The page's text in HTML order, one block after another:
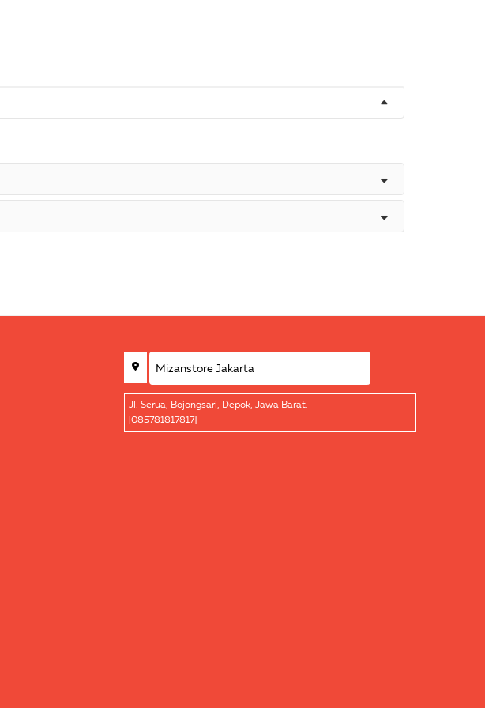
Jl. Serua, Bojongsari, Depok, Jawa Barat.
[085781817817]